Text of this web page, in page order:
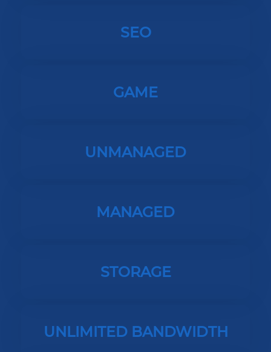
SEO
GAME
UNMANAGED
MANAGED
STORAGE
UNLIMITED BANDWIDTH